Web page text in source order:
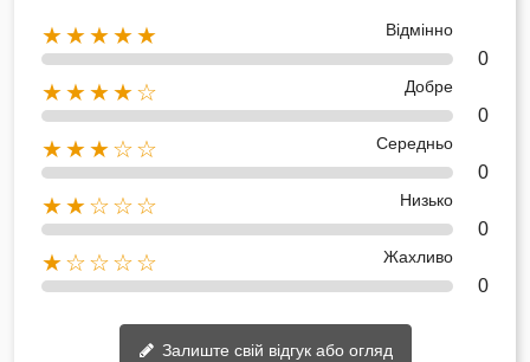
★★★★★ Відмінно
0
★★★★☆ Добре
0
★★★☆☆ Середньо
0
★★☆☆☆ Низько
0
★☆☆☆☆ Жахливо
0
Залиште свій відгук або огляд